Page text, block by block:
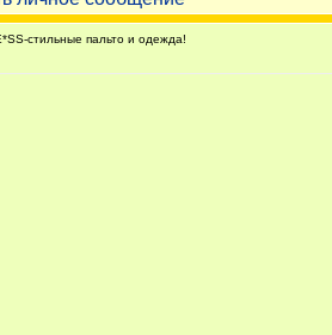
стильные пальто и одежда!